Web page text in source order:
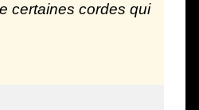
certaines cordes qui